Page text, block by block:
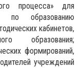
процесса» для
по образованию
кабинетов,
образования;
формирований,
учреждений